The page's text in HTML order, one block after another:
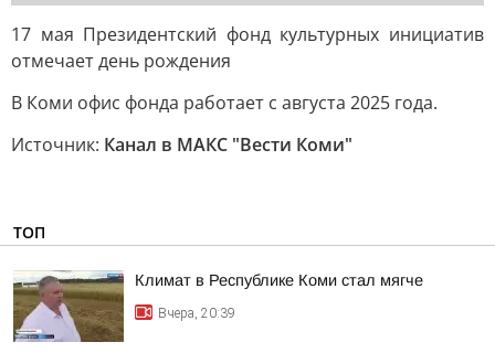
17 мая Президентский фонд культурных инициатив
отмечает день рождения
В Коми офис фонда работает с августа 2025 года.
Источник: Канал в МАКС "Вести Коми"
ТОП
Климат в Республике Коми стал мягче
Вчера, 20:39